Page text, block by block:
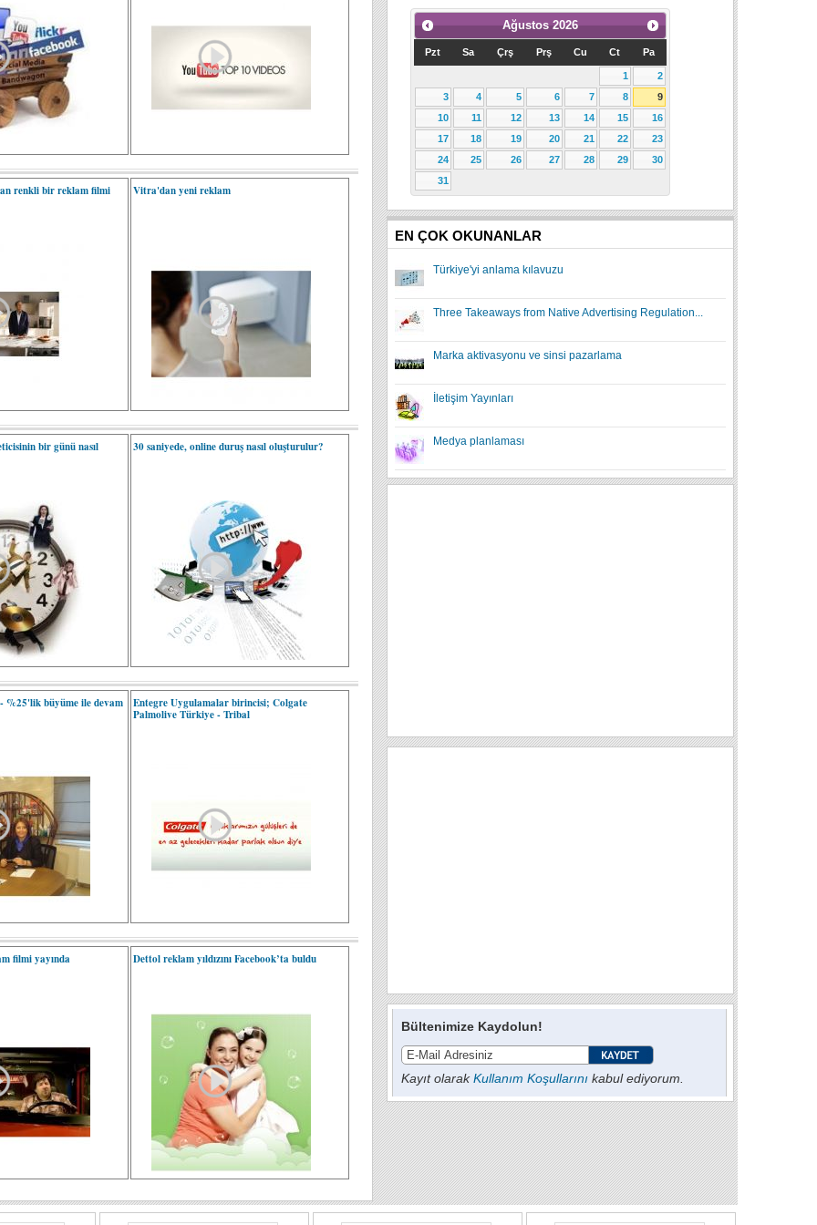
renkli bir reklam filmi Vitra'dan yeni reklam
bir günü nasıl 30 saniyede, online duruş nasıl oluşturulur?
%25'lik büyüme ile devam
Entegre Uygulamalar birincisi; Colgate
Palmolive Türkiye - Tribal
filmi yayında Dettol reklam yıldızını Facebook’ta buldu
Ağustos 2026
Pzt Sa Çrş Prş Cu Ct Pa
1
2
3
4 5 6 7 8
9
10
11 12 13 14 15
16
17
18 19 20 21 22
23
24
25 26 27 28 29
30
31
EN ÇOK OKUNANLAR
Türkiye'yi anlama kılavuzu
Three Takeaways from Native Advertising Regulation...
Marka aktivasyonu ve sinsi pazarlama
İletişim Yayınları
Medya planlaması
Bültenimize Kaydolun!
Kayıt olarakKullanım Koşullarını kabul ediyorum.